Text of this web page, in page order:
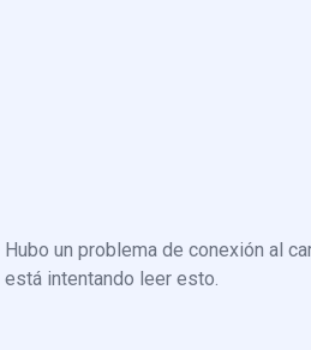
Hubo un problema de conexión al
está intentando leer esto.